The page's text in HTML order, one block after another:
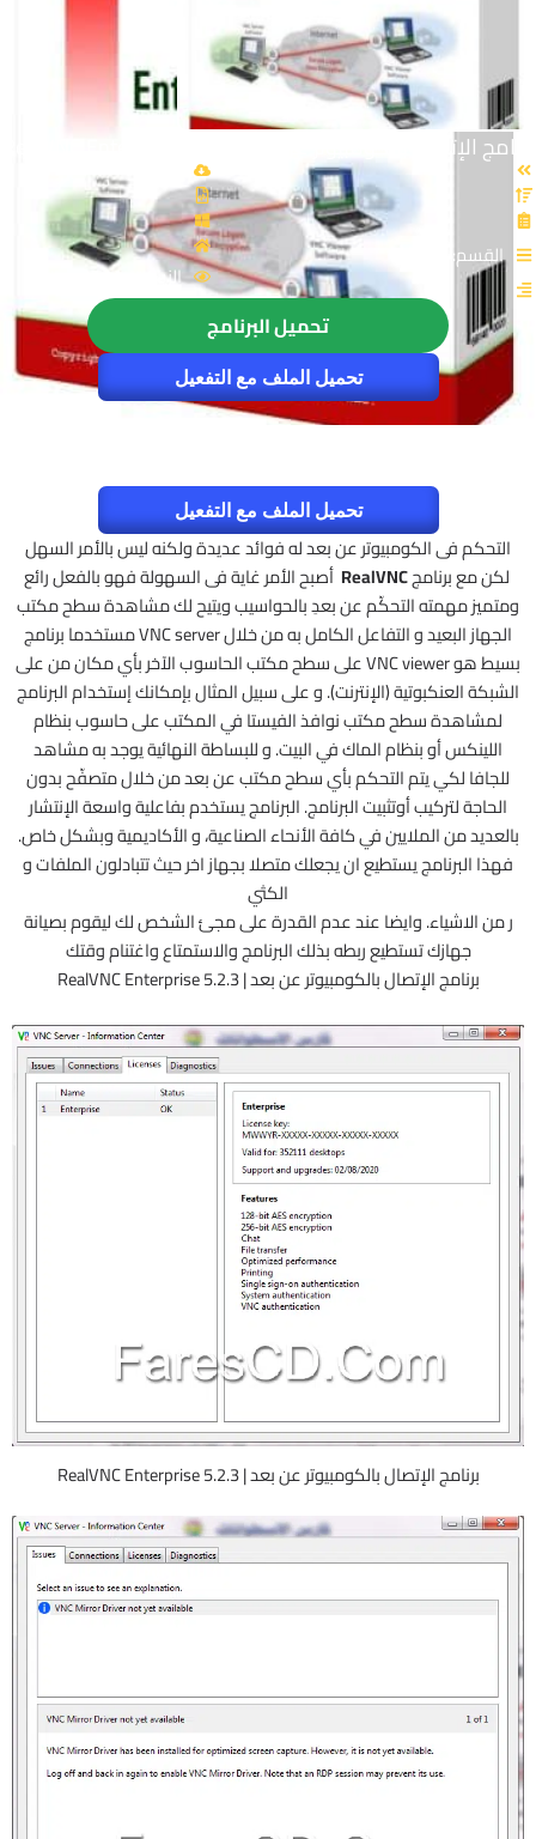
برنامج الإتصال بالكومبيوتر عن بعد | RealVNC Enterprise 5.2.3
القسم: انترنت
الزيارات : 4511
تحميل البرنامج
تحميل الملف مع التفعيل
تحميل الملف مع التفعيل
التحكم فى الكومبيوتر عن بعد له فوائد عديدة ولكنه ليس بالأمر السهل
لكن مع برنامجRealVNC أصبح الأمر غاية فى السهولة فهو بالفعل رائع
ومتميز مهمته التحكّم عن بعدِ بالحواسيب ويتيح لك مشاهدة سطح مكتب
الجهاز البعيد و التفاعل الكامل به من خلال VNC server مستخدما برنامج
بسيط هو VNC viewer على سطح مكتب الحاسوب الآخر بأي مكان من على
الشبكة العنكبوتية (الإنترنت). و على سبيل المثال بإمكانك إستخدام البرنامج
لمشاهدة سطح مكتب نوافذ الفيستا في المكتب على حاسوب بنظام
اللينكس أو بنظام الماك في البيت. و للبساطة النهائية يوجد به مشاهد
للجافا لكي يتم التحكم بأي سطح مكتب عن بعد من خلال متصفّح بدون
الحاجة لتركيب أوتثبيت البرنامج. البرنامج يستخدم بفاعلية واسعة الإنتشار
بالعديد من الملايين في كافة الأنحاء الصناعية، و الأكاديمية وبشكل خاص.
فهذا البرنامج يستطيع ان يجعلك متصلا بجهاز اخر حيث تتبادلون الملفات و
الكثي
ر من الاشياء. وايضا عند عدم القدرة على مجئ الشخص لك ليقوم بصيانة
جهازك تستطيع ربطه بذلك البرنامج والاستمتاع واغتنام وقتك
برنامج الإتصال بالكومبيوتر عن بعد | RealVNC Enterprise 5.2.3
برنامج الإتصال بالكومبيوتر عن بعد | RealVNC Enterprise 5.2.3